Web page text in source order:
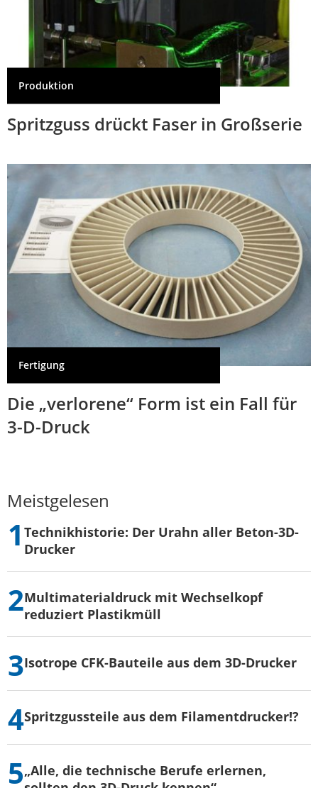
Produktion
Spritzguss drückt Faser in Großserie
Fertigung
Die „verlorene“ Form ist ein Fall für
3-D-Druck
Meistgelesen
Technikhistorie: Der Urahn aller Beton-3D-
Drucker
Multimaterialdruck mit Wechselkopf
reduziert Plastikmüll
Isotrope CFK-Bauteile aus dem 3D-Drucker
Spritzgussteile aus dem Filamentdrucker!?
„Alle, die technische Berufe erlernen,